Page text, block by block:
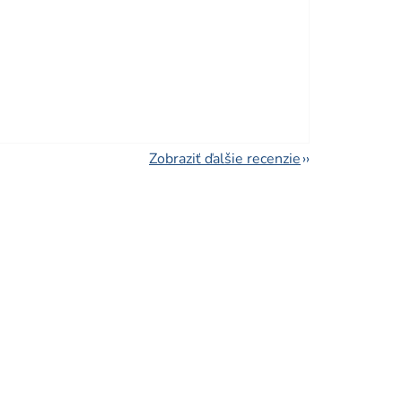
Zobraziť ďalšie recenzie